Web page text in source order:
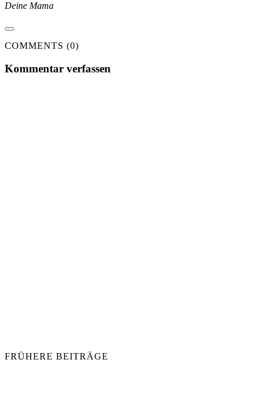
Deine Mama
COMMENTS (0)
Kommentar verfassen
FRÜHERE BEITRÄGE